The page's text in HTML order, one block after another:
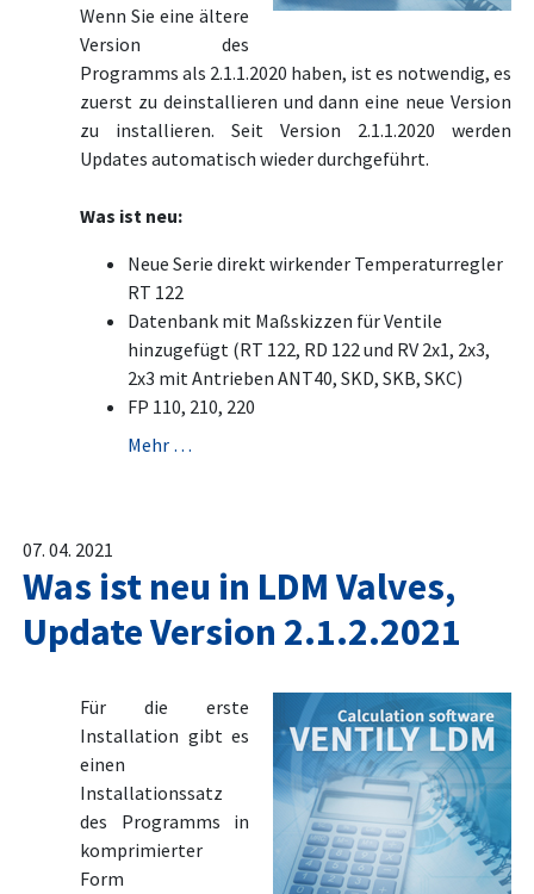
Wenn Sie eine ältere
Version des
Programms als 2.1.1.2020 haben, ist es notwendig, es
zuerst zu deinstallieren und dann eine neue Version
zu installieren. Seit Version 2.1.1.2020 werden
Updates automatisch wieder durchgeführt.
Was ist neu:
Neue Serie direkt wirkender Temperaturregler
RT 122
Datenbank mit Maßskizzen für Ventile
hinzugefügt (RT 122, RD 122 und RV 2x1, 2x3,
2x3 mit Antrieben ANT40, SKD, SKB, SKC)
FP 110, 210, 220
Mehr …
07. 04. 2021
Was ist neu in LDM Valves,
Update Version 2.1.2.2021
Für die erste
Installation gibt es
einen
Installationssatz
des Programms in
komprimierter
Form